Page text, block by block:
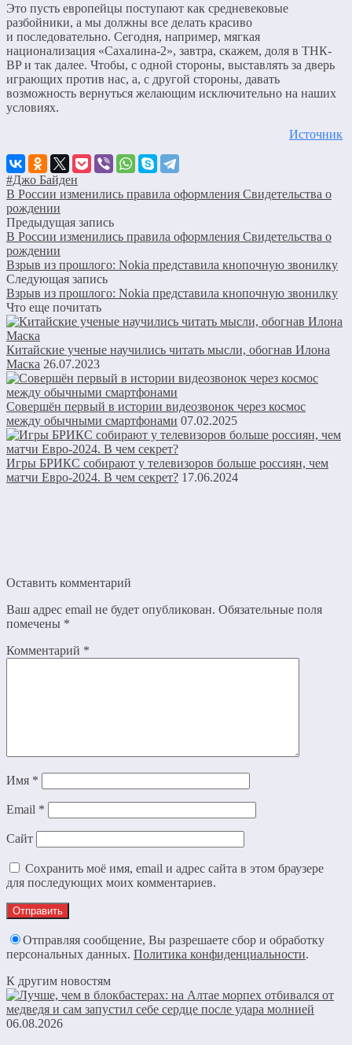
Это пусть европейцы поступают как средневековые
разбойники, а мы должны все делать красиво
и последовательно. Сегодня, например, мягкая
национализация «Сахалина-2», завтра, скажем, доля в ТНК-
BP и так далее. Чтобы, с одной стороны, выставлять за дверь
играющих против нас, а, с другой стороны, давать
возможность вернуться желающим исключительно на наших
условиях.
Источник
#Джо Байден
В России изменились правила оформления Свидетельства о
рождении
Предыдущая запись
В России изменились правила оформления Свидетельства о
рождении
Взрыв из прошлого: Nokia представила кнопочную звонилку
Следующая запись
Взрыв из прошлого: Nokia представила кнопочную звонилку
Что еще почитать
Китайские ученые научились читать мысли, обогнав Илона
Маска 26.07.2023
Совершён первый в истории видеозвонок через космос
между обычными смартфонами 07.02.2025
Игры БРИКС собирают у телевизоров больше россиян, чем
матчи Евро-2024. В чем секрет? 17.06.2024
Оставить комментарий
Ваш адрес email не будет опубликован. Обязательные поля
помечены *
Комментарий *
Имя *
Email *
Сайт
Сохранить моё имя, email и адрес сайта в этом браузере
для последующих моих комментариев.
Отправляя сообщение, Вы разрешаете сбор и обработку
персональных данных. Политика конфиденциальности.
К другим новостям
06.08.2026